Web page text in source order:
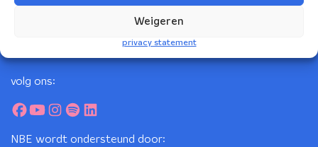
Weigeren
privacy statement
volg ons:
NBE wordt ondersteund door: